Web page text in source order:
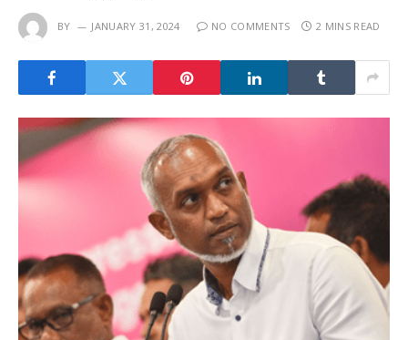
BY JANUARY 31, 2024 NO COMMENTS 2 MINS READ